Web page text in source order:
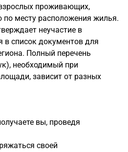
проживающих,
месту расположения жилья.
неучастие в
в список документов для
Полный перечень
необходимый при
зависит от разных
вы, проведя
своей